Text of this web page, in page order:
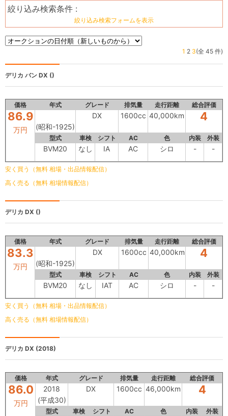
絞り込み検索条件 :
絞り込み検索フォームを表示
1 2 3(全 45 件)
デリカ バン DX ()
価格 年式 グレード 排気量 走行距離 総合評価
86.9
万円 (昭和-1925)
DX 1600cc 40,000km 4
型式 車検 シフト AC 色 内装 外装
BVM20 なし IA AC シロ - -
安く買う（無料 相場・出品情報配信）
高く売る（無料 相場情報配信）
デリカ DX ()
価格 年式 グレード 排気量 走行距離 総合評価
83.3
万円 (昭和-1925)
DX 1600cc 40,000km 4
型式 車検 シフト AC 色 内装 外装
BVM20 なし IAT AC シロ - -
安く買う（無料 相場・出品情報配信）
高く売る（無料 相場情報配信）
デリカ DX (2018)
価格 年式 グレード 排気量 走行距離 総合評価
86.0
万円
2018
(平成30)
DX 1600cc 46,000km 4
型式 車検 シフト AC 色 内装 外装